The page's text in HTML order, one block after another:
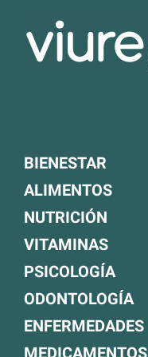
BIENESTAR
ALIMENTOS
NUTRICIÓN
VITAMINAS
PSICOLOGÍA
ODONTOLOGÍA
ENFERMEDADES